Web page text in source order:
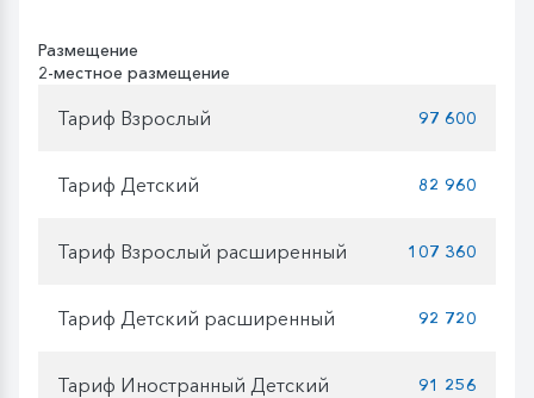
Размещение
2-местное размещение
Тариф Взрослый 97 600
Тариф Детский 82 960
Тариф Взрослый расширенный 107 360
Тариф Детский расширенный 92 720
Тариф Иностранный Детский 91 256